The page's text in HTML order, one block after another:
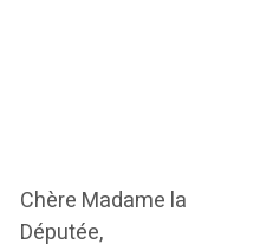
Chère Madame la
Députée,